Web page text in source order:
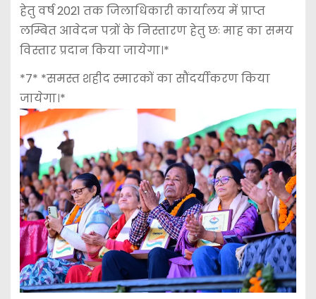
हेतु वर्ष 2021 तक जिलाधिकारी कार्यालय में प्राप्त
लम्बित आवेदन पत्रों के निस्तारण हेतु छः माह का समय
विस्तार प्रदान किया जायेगा।*
*7* *समस्त शहीद स्मारकों का सौंदर्यीकरण किया
जायेगा।*